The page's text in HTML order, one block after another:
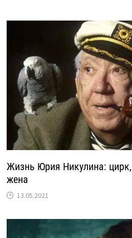
Жизнь Юрия Никулина:
жена
13.05.2021